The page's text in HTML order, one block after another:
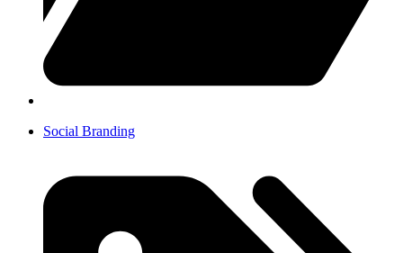
Social Branding